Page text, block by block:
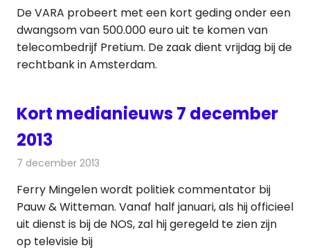
De VARA probeert met een kort geding onder een
dwangsom van 500.000 euro uit te komen van
telecombedrijf Pretium. De zaak dient vrijdag bij de
rechtbank in Amsterdam.
Kort medianieuws 7 december
2013
7 december 2013
Ferry Mingelen wordt politiek commentator bij
Pauw & Witteman. Vanaf half januari, als hij officieel
uit dienst is bij de NOS, zal hij geregeld te zien zijn
op televisie bij